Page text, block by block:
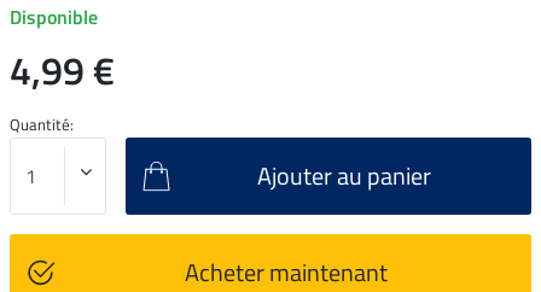
Disponible
4,99 €
Quantité:
Ajouter au panier
Acheter maintenant